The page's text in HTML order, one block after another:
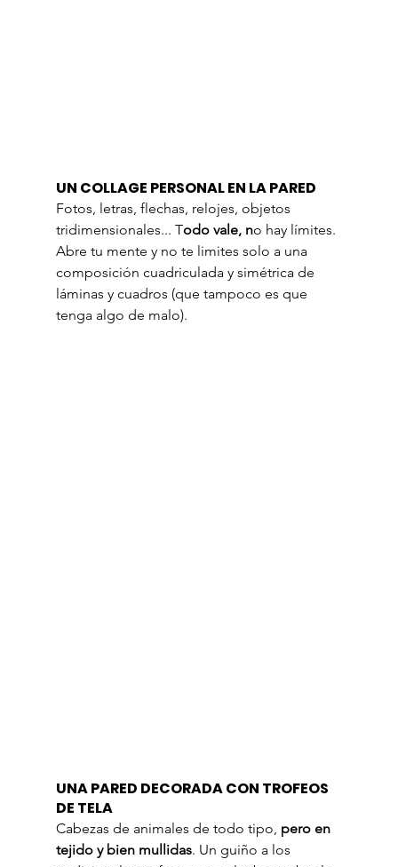
UN COLLAGE PERSONAL EN LA PARED
Fotos, letras, flechas, relojes, objetos
tridimensionales... Todo vale, no hay límites.
Abre tu mente y no te limites solo a una
composición cuadriculada y simétrica de
láminas y cuadros (que tampoco es que
tenga algo de malo).
UNA PARED DECORADA CON TROFEOS
DE TELA
Cabezas de animales de todo tipo, pero en
tejido y bien mullidas. Un guiño a los